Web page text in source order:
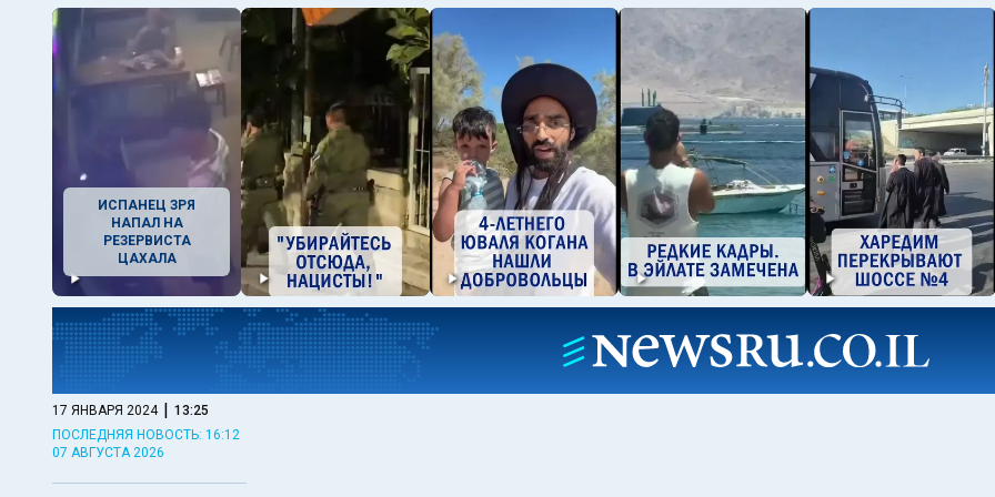
ИСПАНЕЦ ЗРЯ
НАПАЛ НА
РЕЗЕРВИСТА
ЦАХАЛА
17 ЯНВАРЯ 2024 | 13:25
ПОСЛЕДНЯЯ НОВОСТЬ: 16:12
07 АВГУСТА 2026